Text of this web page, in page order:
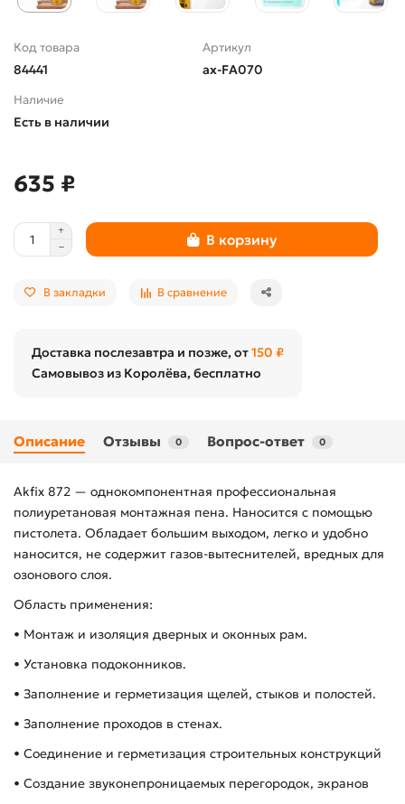
Код товара
84441
Артикул
ax-FA070
Наличие
Есть в наличии
635 ₽
В корзину
В закладки В сравнение
Доставка послезавтра и позже, от150 ₽
Самовывоз из Королёва, бесплатно
Описание Отзывы 0 Вопрос-ответ 0
Akfix 872 — однокомпонентная профессиональная
полиуретановая монтажная пена. Наносится с помощью
пистолета. Обладает большим выходом, легко и удобно
наносится, не содержит газов-вытеснителей, вредных для
озонового слоя.
Область применения:
• Монтаж и изоляция дверных и оконных рам.
• Установка подоконников.
• Заполнение и герметизация щелей, стыков и полостей.
• Заполнение проходов в стенах.
• Соединение и герметизация строительных конструкций
• Создание звуконепроницаемых перегородок, экранов